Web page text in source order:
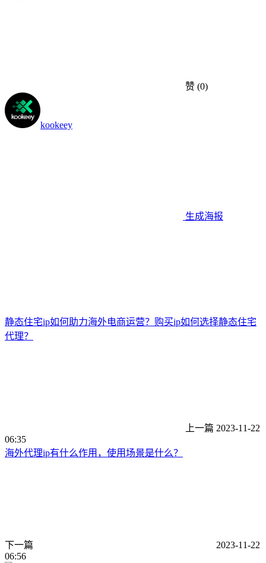
赞 (0)
kookeey
生成海报
静态住宅ip如何助力海外电商运营？购买ip如何选择静态住宅
代理？
上一篇 2023-11-22
06:35
海外代理ip有什么作用，使用场景是什么？
下一篇
2023-11-22
06:56